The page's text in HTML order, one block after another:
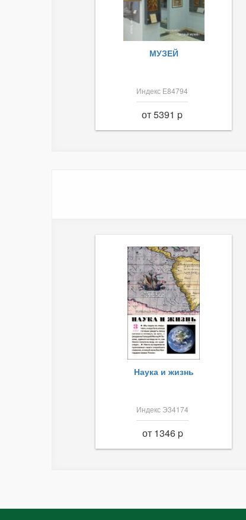
МУЗЕЙ
Индекс Е84794
от 5391 p
Наука и жизнь
Индекс Э34174
от 1346 p